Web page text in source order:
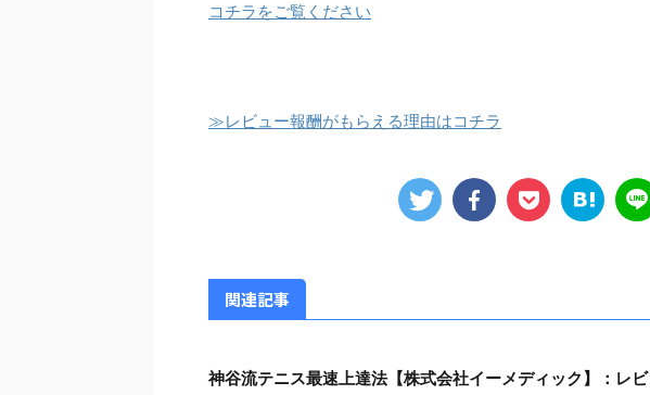
コチラをご覧ください
≫レビュー報酬がもらえる理由はコチラ
関連記事
神谷流テニス最速上達法【株式会社イーメディック】：レ